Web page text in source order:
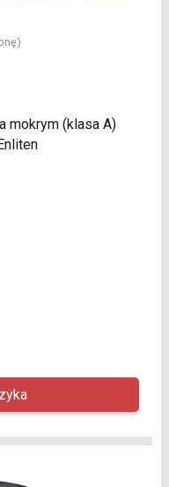
mokrym (klasa A)